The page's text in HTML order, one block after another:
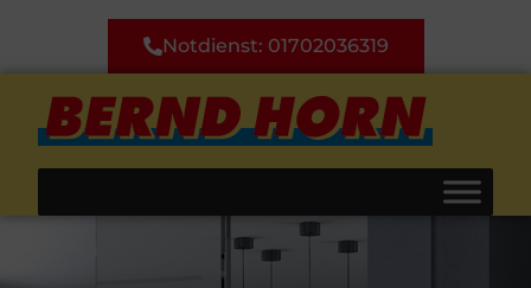
Notdienst: 01702036319